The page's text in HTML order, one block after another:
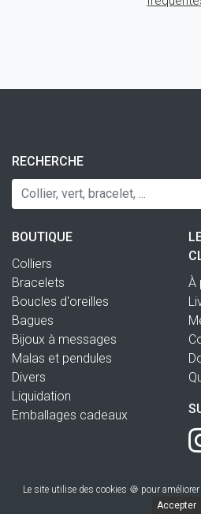
À
BOUTIQUE
Colliers
Bracelets
Boucles d'oreilles
Bagues
Bijoux à messages
Malas et pendules
Divers
Liquidation
Emballages cadeaux
RECHERCHE
Le site utilise des cookies 🍪 pour
Accepter